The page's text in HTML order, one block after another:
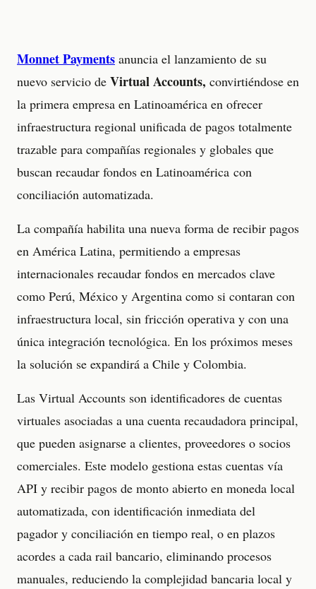
Monnet Payments anuncia el lanzamiento de su
nuevo servicio de Virtual Accounts, convirtiéndose en
la primera empresa en Latinoamérica en ofrecer
infraestructura regional unificada de pagos totalmente
trazable para compañías regionales y globales que
buscan recaudar fondos en Latinoamérica con
conciliación automatizada.
La compañía habilita una nueva forma de recibir pagos
en América Latina, permitiendo a empresas
internacionales recaudar fondos en mercados clave
como Perú, México y Argentina como si contaran con
infraestructura local, sin fricción operativa y con una
única integración tecnológica. En los próximos meses
la solución se expandirá a Chile y Colombia.
Las Virtual Accounts son identificadores de cuentas
virtuales asociadas a una cuenta recaudadora principal,
que pueden asignarse a clientes, proveedores o socios
comerciales. Este modelo gestiona estas cuentas vía
API y recibir pagos de monto abierto en moneda local
automatizada, con identificación inmediata del
pagador y conciliación en tiempo real, o en plazos
acordes a cada rail bancario, eliminando procesos
manuales, reduciendo la complejidad bancaria local y